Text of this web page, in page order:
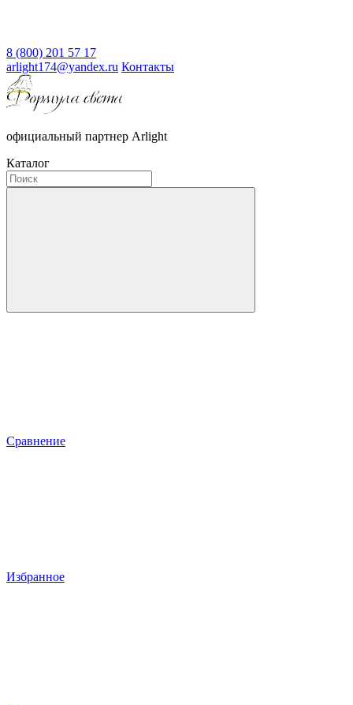
8 (800) 201 57 17
arlight174@yandex.ru Контакты
официальный партнер Arlight
Каталог
Сравнение
Избранное